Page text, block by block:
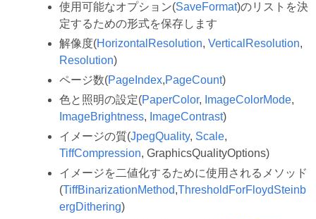
使用可能なオプション(SaveFormat)のリストを決
定するための形式を保存します
解像度(HorizontalResolution, VerticalResolution,
Resolution)
ページ数(PageIndex,PageCount)
色と照明の設定(PaperColor, ImageColorMode,
ImageBrightness, ImageContrast)
イメージの質(JpegQuality, Scale,
TiffCompression, GraphicsQualityOptions)
イメージを二値化するために使用されるメソッド
(TiffBinarizationMethod,ThresholdForFloydSteinb
ergDithering)